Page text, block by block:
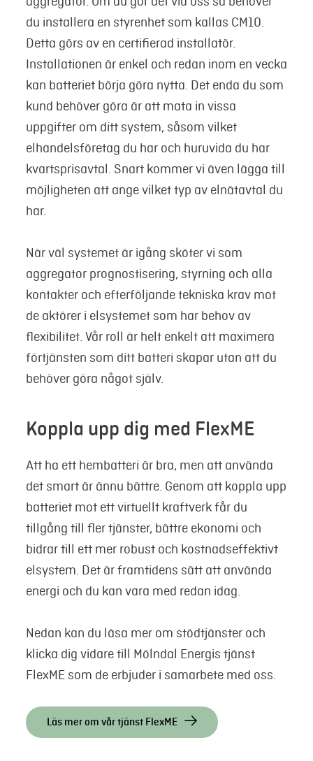
du installera en styrenhet som kallas CM10.
Detta görs av en certifierad installatör.
Installationen är enkel och redan inom en vecka
kan batteriet börja göra nytta. Det enda du som
kund behöver göra är att mata in vissa
uppgifter om ditt system, såsom vilket
elhandelsföretag du har och huruvida du har
kvartsprisavtal. Snart kommer vi även lägga till
möjligheten att ange vilket typ av elnätavtal du
har.
När väl systemet är igång sköter vi som
aggregator prognostisering, styrning och alla
kontakter och efterföljande tekniska krav mot
de aktörer i elsystemet som har behov av
flexibilitet. Vår roll är helt enkelt att maximera
förtjänsten som ditt batteri skapar utan att du
behöver göra något själv.
Koppla upp dig med FlexME
Att ha ett hembatteri är bra, men att använda
det smart är ännu bättre. Genom att koppla upp
batteriet mot ett virtuellt kraftverk får du
tillgång till fler tjänster, bättre ekonomi och
bidrar till ett mer robust och kostnadseffektivt
elsystem. Det är framtidens sätt att använda
energi och du kan vara med redan idag.
Nedan kan du läsa mer om stödtjänster och
klicka dig vidare till Mölndal Energis tjänst
FlexME som de erbjuder i samarbete med oss.
Läs mer om vår tjänst FlexME